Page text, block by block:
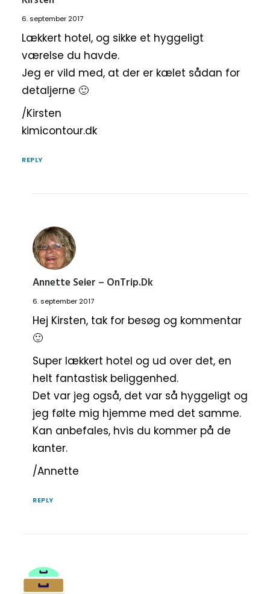
6. september 2017
Lækkert hotel, og sikke et hyggeligt
værelse du havde.
Jeg er vild med, at der er kælet sådan for
detaljerne 🙂
/Kirsten
kimicontour.dk
REPLY
Annette Seier – OnTrip.dk
6. september 2017
Hej Kirsten, tak for besøg og kommentar
🙂
Super lækkert hotel og ud over det, en
helt fantastisk beliggenhed.
Det var jeg også, det var så hyggeligt og
jeg følte mig hjemme med det samme.
Kan anbefales, hvis du kommer på de
kanter.
/Annette
REPLY